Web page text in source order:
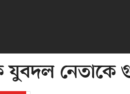
যুবদল নেতাকে